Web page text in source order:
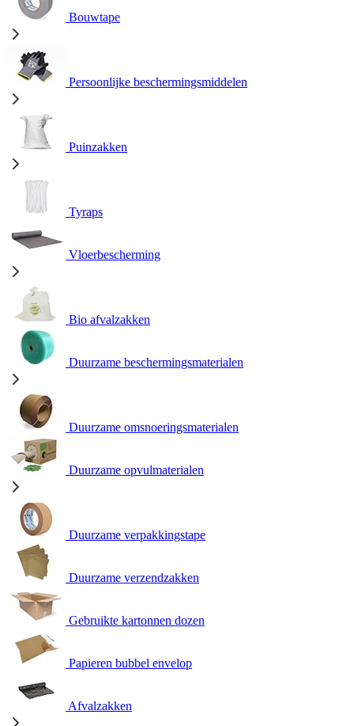
Bouwtape
Persoonlijke beschermingsmiddelen
Puinzakken
Tyraps
Vloerbescherming
Bio afvalzakken
Duurzame beschermingsmaterialen
Duurzame omsnoeringsmaterialen
Duurzame opvulmaterialen
Duurzame verpakkingstape
Duurzame verzendzakken
Gebruikte kartonnen dozen
Papieren bubbel envelop
Afvalzakken